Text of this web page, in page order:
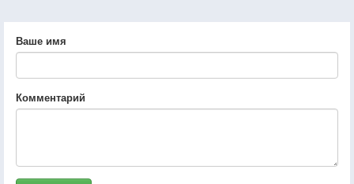
Ваше имя
Комментарий